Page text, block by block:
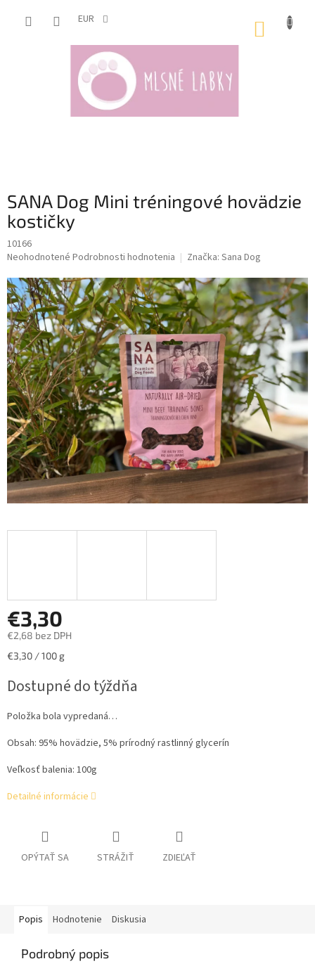
EUR
SANA Dog Mini tréningové hovädzie
kostičky
10166
Priemerné
produktu
je
0,0
z
5
hviezdičiek.
Neohodnotené Podrobnosti hodnotenia Značka: Sana Dog
€3,30
€2,68 bez DPH
Jednotková
€3,30 / 100 g
Dostupné do týždňa
Položka bola vypredaná…
Obsah: 95% hovädzie, 5% prírodný rastlinný glycerín
Veľkosť balenia: 100g
Detailné informácie
OPÝTAŤ SA STRÁŽIŤ ZDIEĽAŤ
Popis Hodnotenie Diskusia
Podrobný popis